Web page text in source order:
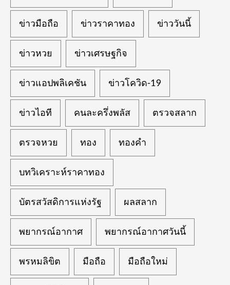
ข่าวมือถือ ข่าวราคาทอง ข่าววันนี้
ข่าวหวย ข่าวเศรษฐกิจ
ข่าวแอปพลิเคชัน ข่าวโควิด-19
ข่าวไอที คนละครึ่งพลัส ตรวจสลาก
ตรวจหวย ทอง ทองคำ
บทวิเคราะห์ราคาทอง
บัตรสวัสดิการแห่งรัฐ ผลสลาก
พยากรณ์อากาศ พยากรณ์อากาศวันนี้
พรหมลิขิต มือถือ มือถือใหม่